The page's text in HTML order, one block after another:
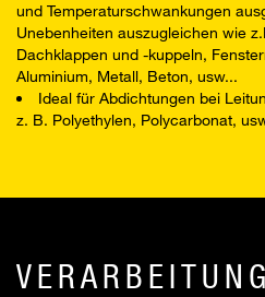
und Temperaturschwankungen
Unebenheiten auszugleichen wie
Dachklappen und -kuppeln,
Aluminium, Metall, Beton, usw...
Ideal für Abdichtungen bei
z. B. Polyethylen, Polycarbonat,
VERARBEITUNG